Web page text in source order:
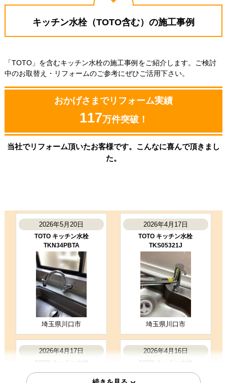
キッチン水栓（TOTO含む）の施工事例
「TOTO」を含むキッチン水栓の施工事例をご紹介します。ご検討
中のお取替え・リフォームのご参考にぜひご活用下さい。
おかげさまでリフォーム実績
117万件突破！
当社でリフォーム頂いたお客様です。こんなに喜んで頂きまし
た。
2026年5月20日
TOTO キッチン水栓
TKN34PBTA
埼玉県川口市
2026年4月17日
TOTO キッチン水栓
TKS05321J
埼玉県川口市
2026年4月17日
TOTO キッチン水栓
TKS05307J
2026年4月16日
TOTO キッチン水栓
TKS05321J